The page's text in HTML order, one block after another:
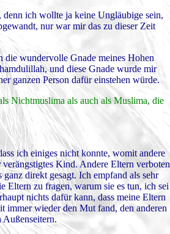
ich wollte ja keine Ungläubige sein,
nur war mir das zu dieser Zeit
wundervolle Gnade meines Hohen
und diese Gnade wurde mir
ganzen Person dafür einstehen würde.
Nichtmuslima als auch als Muslima, die
ich einiges nicht konnte, womit andere
Kind. Andere Eltern verboten
direkt gesagt. Ich empfand als sehr
zu fragen, warum sie es tun, ich sei
nichts dafür kann, dass meine Eltern
immer wieder den Mut fand, den anderen